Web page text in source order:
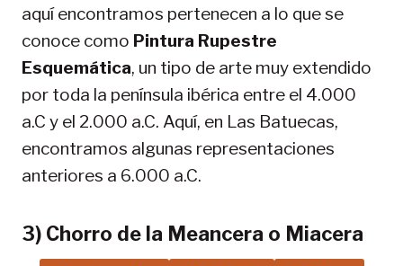
aquí encontramos pertenecen a lo que se
conoce como Pintura Rupestre
Esquemática, un tipo de arte muy extendido
por toda la península ibérica entre el 4.000
a.C y el 2.000 a.C. Aquí, en Las Batuecas,
encontramos algunas representaciones
anteriores a 6.000 a.C.
3) Chorro de la Meancera o Miacera